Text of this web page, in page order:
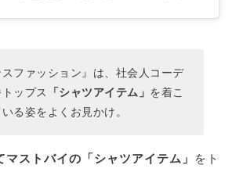
スファッション』は、社会人コーデ
ップス
「シャツアイテム」 を着こ
る姿をよくお見かけ。
ストバイの「シャツアイテム」
をト